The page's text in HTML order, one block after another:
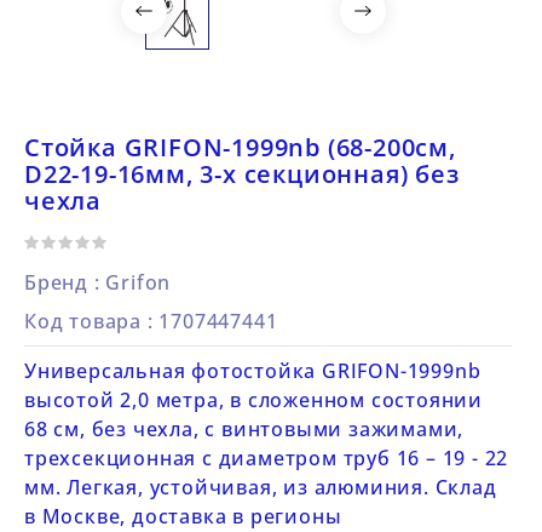
Стойка GRIFON-1999nb (68-200см,
D22-19-16мм, 3-х секционная) без
чехла
Бренд : Grifon
Код товара : 1707447441
Универсальная фотостойка GRIFON-1999nb
высотой 2,0 метра, в сложенном состоянии
68 см, без чехла, с винтовыми зажимами,
трехсекционная с диаметром труб 16 – 19 - 22
мм. Легкая, устойчивая, из алюминия. Склад
в Москве, доставка в регионы